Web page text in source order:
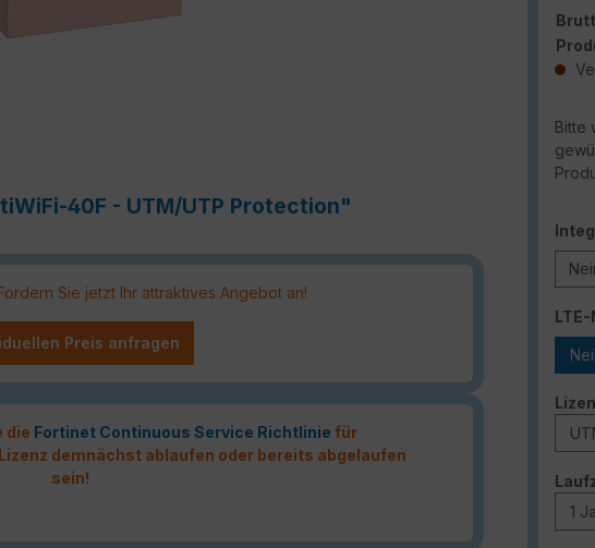
Bitte
40F - UTM/UTP Protection"
Sie jetzt Ihr attraktives Angebot an!
Preis anfragen
die Fortinet Continuous Service Richtlinie für
demnächst ablaufen oder bereits abgelaufen
sein!